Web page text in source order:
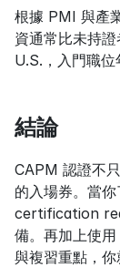
根據 PMI 與產
資通常比未持
U.S.，入門職
結論
CAPM 認證不
的入場券。當
certification
備。再加上使
與複習重點，